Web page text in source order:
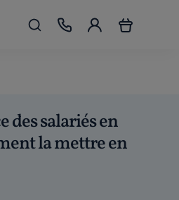
des salariés en
la mettre en